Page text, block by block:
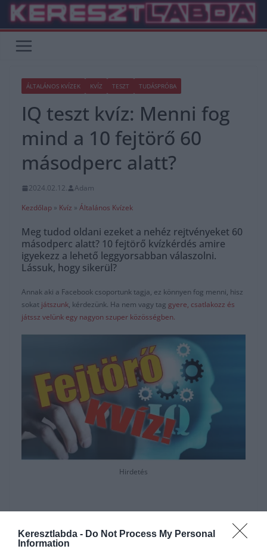
Keresztlabda - Do Not Process My Personal
Information
Skip
content
ÁLTALÁNOS KVÍZEK KVÍZ TESZT TUDÁSPRÓBA
IQ teszt kvíz: Menni fog
mind a 10 fejtörő 60
másodperc alatt?
2024.02.12.
Adam
Kezdőlap » Kvíz » Általános Kvízek
Meg tudod oldani ezeket a nehéz rejtvényeket 60
másodperc alatt? 10 fejtörő kvízkérdés amire
igyekezz a lehető leggyorsabban válaszolni.
Lássuk, hogy sikerül?
Annak aki a Facebook csoportunk tagja, ez könnyen fog menni, hisz
sokat játszunk, kérdezünk. Ha nem vagy tag gyere, csatlakozz és
játssz velünk egy nagyon szuper közösségben.
Hirdetés